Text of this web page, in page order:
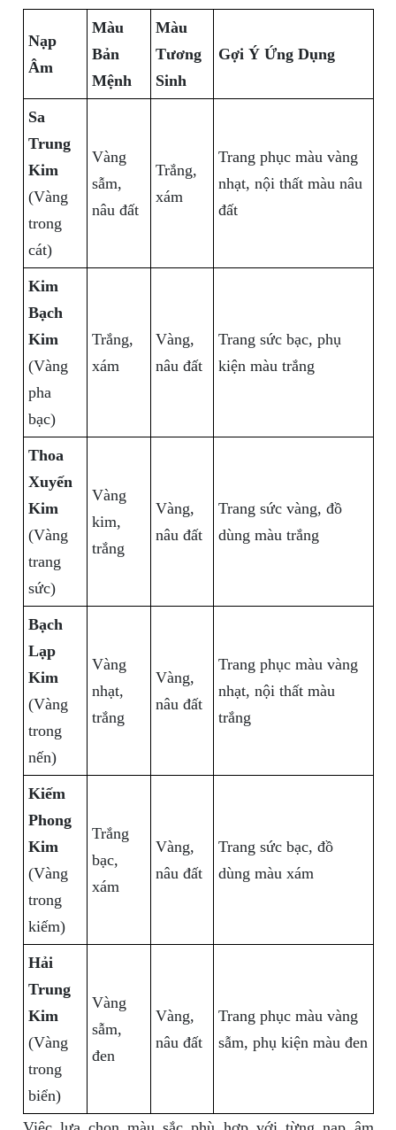
Nạp
Âm
Màu
Bản
Mệnh
Màu
Tương
Sinh
Gợi Ý Ứng Dụng
Sa
Trung
Kim
(Vàng
trong
cát)
Vàng
sẫm,
nâu đất
Trắng,
xám
Trang phục màu vàng
nhạt, nội thất màu nâu
đất
Kim
Bạch
Kim
(Vàng
pha
bạc)
Trắng,
xám
Vàng,
nâu đất
Trang sức bạc, phụ
kiện màu trắng
Thoa
Xuyến
Kim
(Vàng
trang
sức)
Vàng
kim,
trắng
Vàng,
nâu đất
Trang sức vàng, đồ
dùng màu trắng
Bạch
Lạp
Kim
(Vàng
trong
nến)
Vàng
nhạt,
trắng
Vàng,
nâu đất
Trang phục màu vàng
nhạt, nội thất màu
trắng
Kiếm
Phong
Kim
(Vàng
trong
kiếm)
Trắng
bạc,
xám
Vàng,
nâu đất
Trang sức bạc, đồ
dùng màu xám
Hải
Trung
Kim
(Vàng
trong
biển)
Vàng
sẫm,
đen
Vàng,
nâu đất
Trang phục màu vàng
sẫm, phụ kiện màu đen